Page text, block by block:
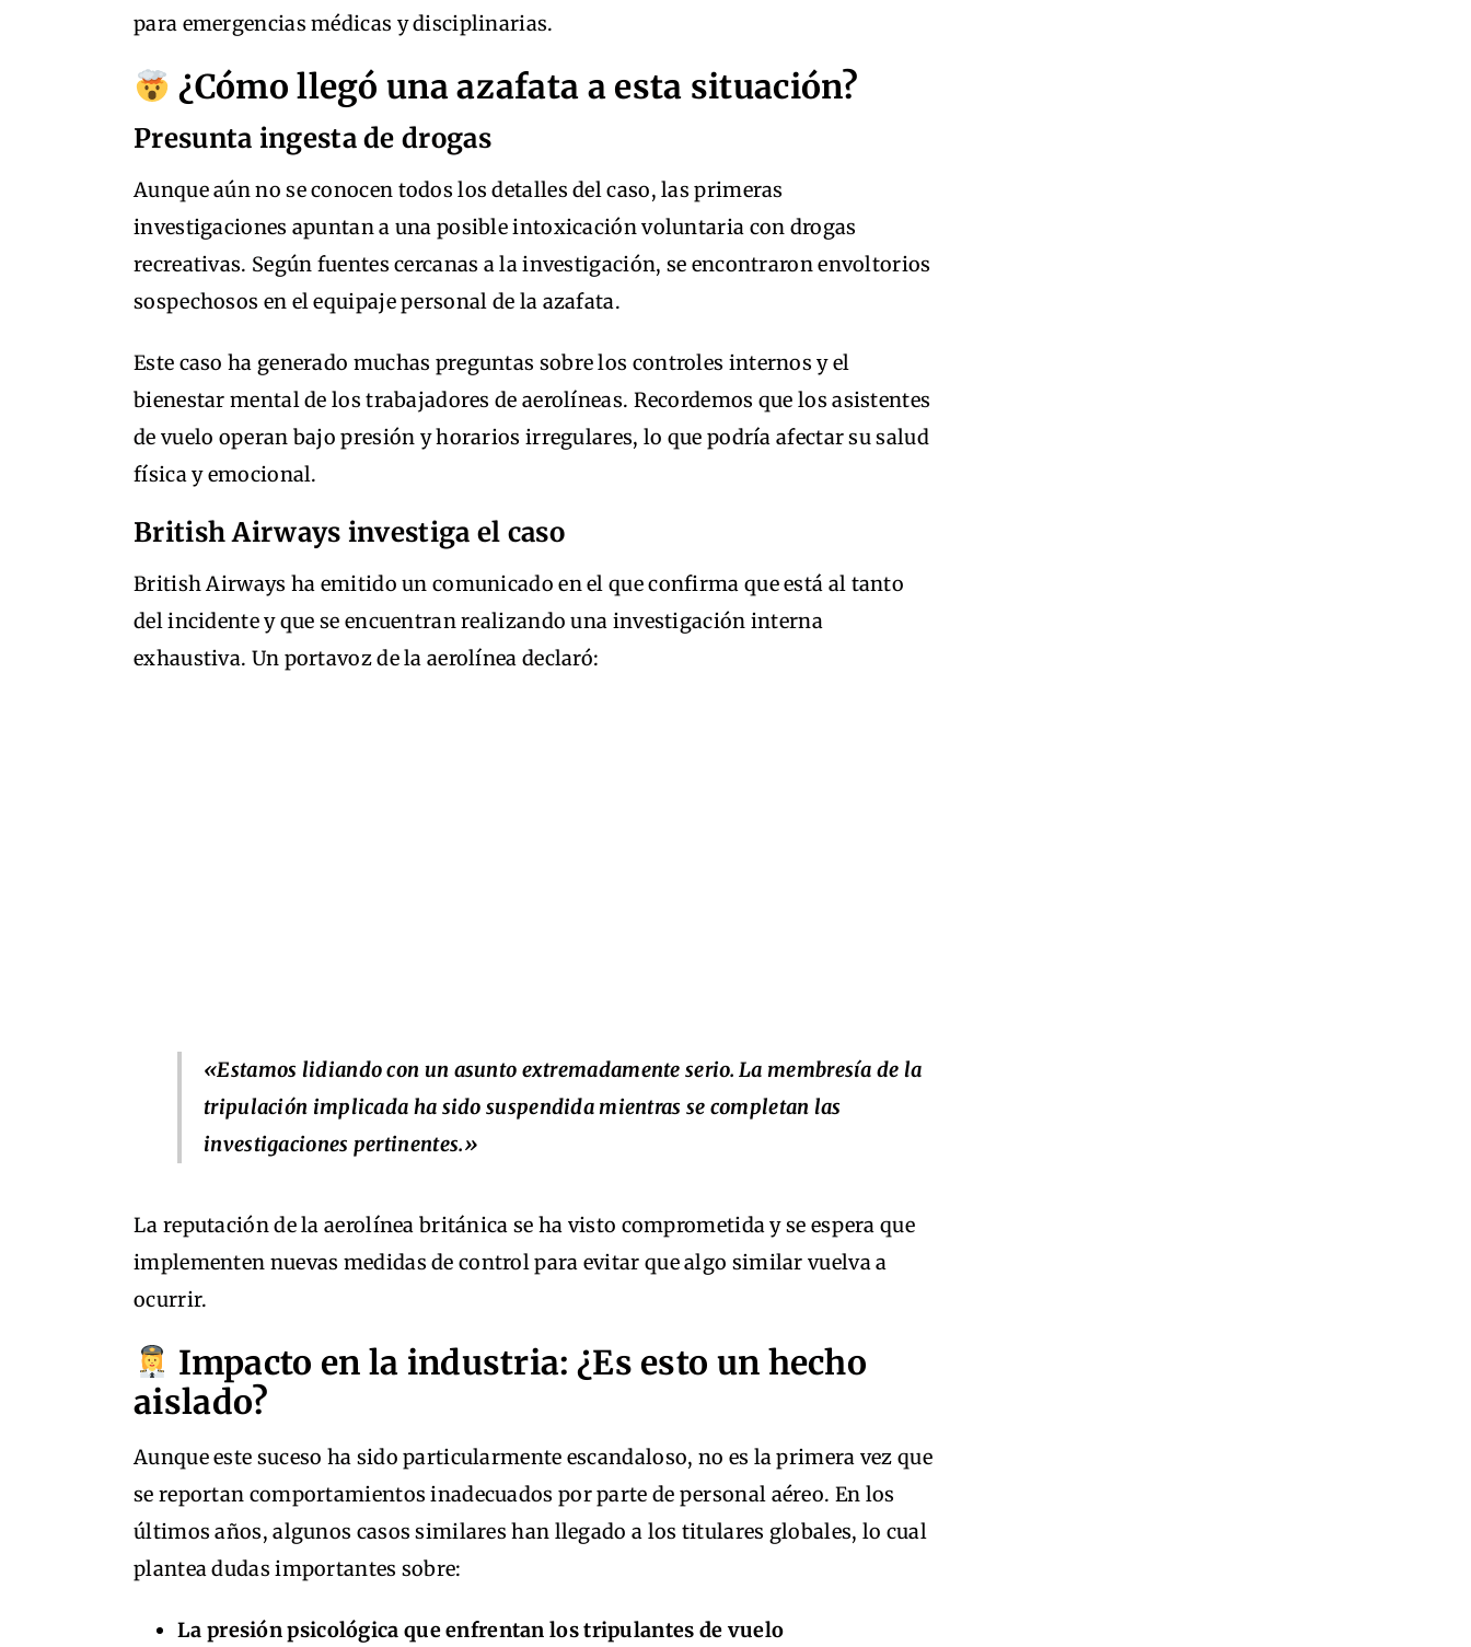
para emergencias médicas y disciplinarias.
¿Cómo llegó una azafata a esta situación?
Presunta ingesta de drogas
Aunque aún no se conocen todos los detalles del caso, las primeras
investigaciones apuntan a una posible intoxicación voluntaria con drogas
recreativas. Según fuentes cercanas a la investigación, se encontraron envoltorios
sospechosos en el equipaje personal de la azafata.
Este caso ha generado muchas preguntas sobre los controles internos y el
bienestar mental de los trabajadores de aerolíneas. Recordemos que los asistentes
de vuelo operan bajo presión y horarios irregulares, lo que podría afectar su salud
física y emocional.
British Airways investiga el caso
British Airways ha emitido un comunicado en el que confirma que está al tanto
del incidente y que se encuentran realizando una investigación interna
exhaustiva. Un portavoz de la aerolínea declaró:
«Estamos lidiando con un asunto extremadamente serio. La membresía de la
tripulación implicada ha sido suspendida mientras se completan las
investigaciones pertinentes.»
La reputación de la aerolínea británica se ha visto comprometida y se espera que
implementen nuevas medidas de control para evitar que algo similar vuelva a
ocurrir.
Impacto en la industria: ¿Es esto un hecho
aislado?
Aunque este suceso ha sido particularmente escandaloso, no es la primera vez que
se reportan comportamientos inadecuados por parte de personal aéreo. En los
últimos años, algunos casos similares han llegado a los titulares globales, lo cual
plantea dudas importantes sobre:
La presión psicológica que enfrentan los tripulantes de vuelo